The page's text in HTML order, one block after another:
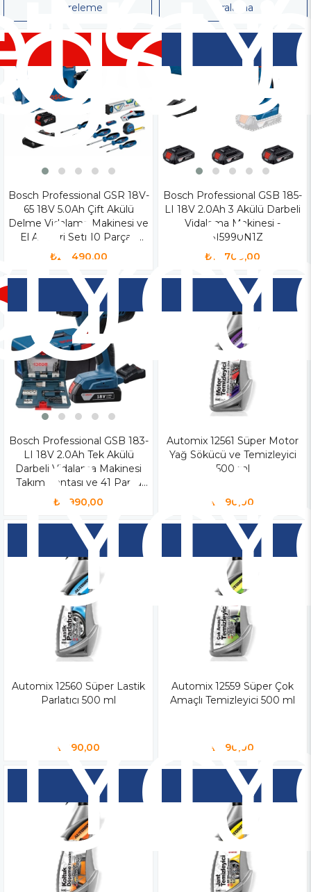
Filtreleme Sıralama
Bosch Professional GSR 18V-
65 18V 5.0Ah Çift Akülü
Delme Vidalama Makinesi ve
El Aletleri Seti 10 Parça -
20615A5007K
₺23.490,00
Bosch Professional GSB 185-
LI 18V 2.0Ah 3 Akülü Darbeli
Vidalama Makinesi -
0615990N1Z
₺16.700,00
Bosch Professional GSB 183-
LI 18V 2.0Ah Tek Akülü
Darbeli Vidalama Makinesi
Takım Çantası ve 41 Parça
Aksesuar Seti - 06019K91K3
₺7.990,00
Automix 12561 Süper Motor
Yağ Sökücü ve Temizleyici
500 ml
₺290,00
Automix 12560 Süper Lastik
Parlatıcı 500 ml
₺290,00
Automix 12559 Süper Çok
Amaçlı Temizleyici 500 ml
₺290,00